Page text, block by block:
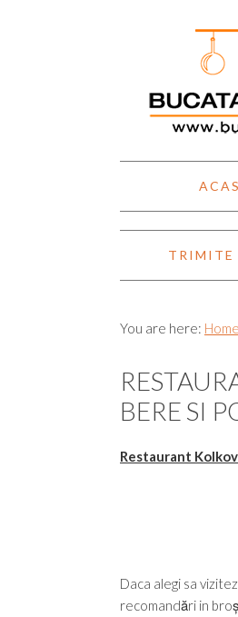
TRIMITE
You are here: Home
BERE SI
Restaurant
Daca alegi sa
recomandări in